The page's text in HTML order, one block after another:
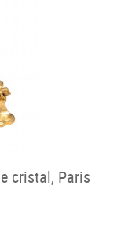
cristal, Paris